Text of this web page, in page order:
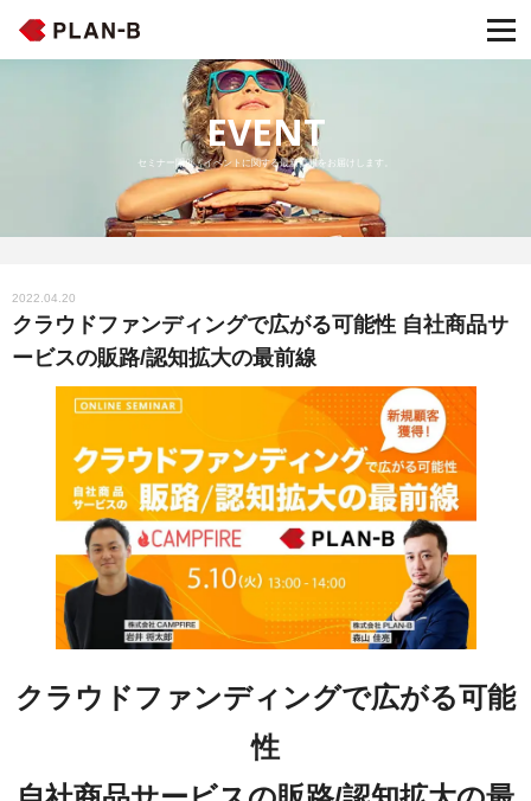
EVENT
セミナー開催・イベントに関する最新情報をお届けします。
2022.04.20
クラウドファンディングで広がる可能性 自社商品サ
ービスの販路/認知拡大の最前線
クラウドファンディングで広がる可能
性